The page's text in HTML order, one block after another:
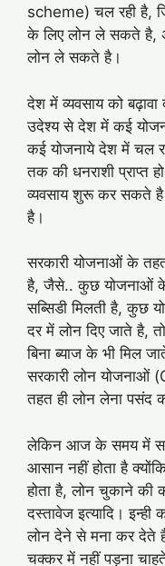
scheme) चल रही है,
के लिए लोन ले सकते है,
लोन ले सकते है।
देश में व्यवसाय को
उदेश्य से देश में कई
कई योजनाये देश में चल
तक की धनराशी प्राप्त
व्यवसाय शुरू कर सकते है
है।
सरकारी योजनाओं के
है, जैसे.. कुछ योजनाओं
सब्सिडी मिलती है, कुछ
दर में लोन दिए जाते है,
बिना ब्याज के भी मिल
सरकारी लोन
तहत ही लोन लेना पसंद
लेकिन आज के समय में
आसान नहीं होता है
होता है, लोन चुकाने की
दस्तावेज इत्यादि।
लोन देने से मना कर देते
चक्कर में नहीं पड़ना